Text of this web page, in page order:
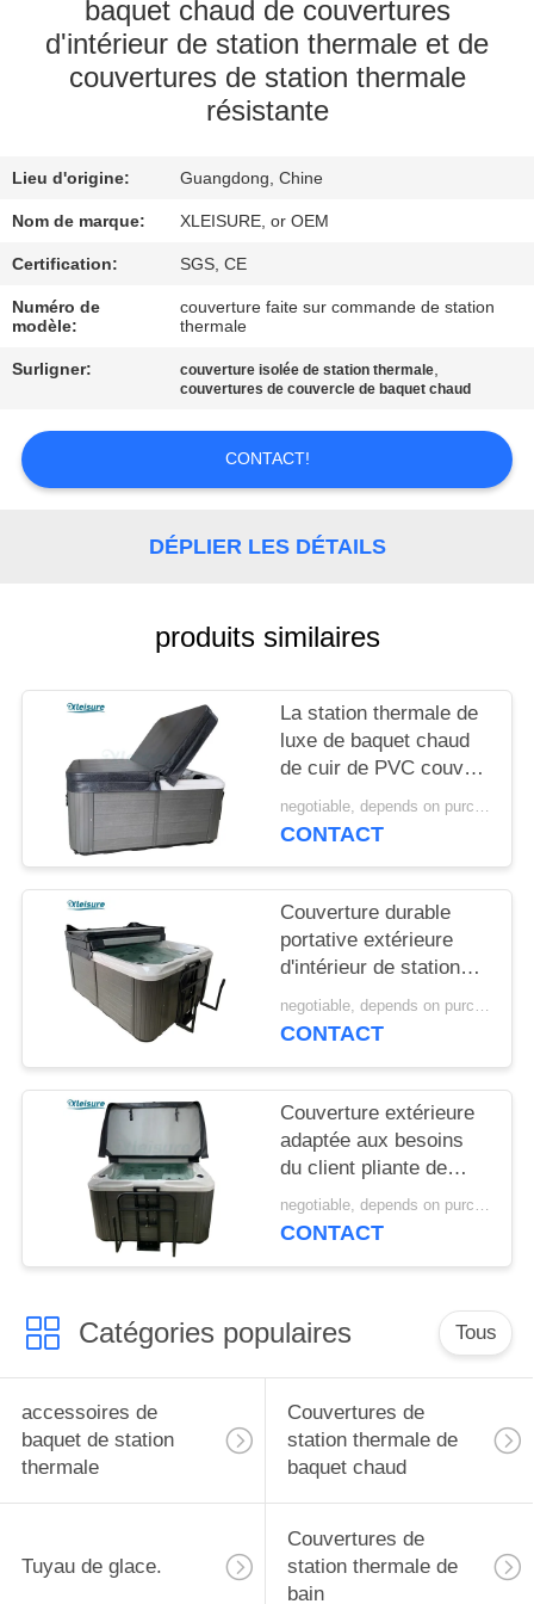
CONTROL
CONTACT
REQUEST
A
QUOTE
PLAN
SITE
baquet chaud de couvertures
d'intérieur de station thermale et de
couvertures de station thermale
résistante
Lieu d'origine: Guangdong, Chine
Nom de marque: XLEISURE, or OEM
Certification: SGS, CE
Numéro de
modèle:
couverture faite sur commande de station
thermale
Surligner: couverture isolée de station thermale,
couvertures de couvercle de baquet chaud
CONTACT!
DÉPLIER LES DÉTAILS
produits similaires
La station thermale de
luxe de baquet chaud
de cuir de PVC couvre
durable et le
spécialiste pour la
negotiable, depends on purchase volume MOQ:10 | ensemble 100
CONTACT
Couverture durable
portative extérieure
d'intérieur de station
thermale de vinyle de
couverture de piscine
chaud de bain libre
pour le baquet
hydraulique de thérapie
negotiable, depends on purchase volume MOQ:10 | ensemble 100
CONTACT
Couverture extérieure
adaptée aux besoins
du client pliante de
station thermale
d'ombre pour le baquet
negotiable, depends on purchase volume MOQ:10 | ensemble 100
CONTACT
Catégories populaires Tous
accessoires de
baquet de station
thermale
Couvertures de
station thermale de
baquet chaud
Tuyau de glace.
Couvertures de
station thermale de
bain